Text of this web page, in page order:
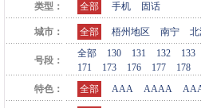
类型： 全部 手机 固话
城市： 全部 梧州地区 南宁
号段：
全部 130 131 132 133
171
173 176 177
178
特色：
全部 AAA AAAA